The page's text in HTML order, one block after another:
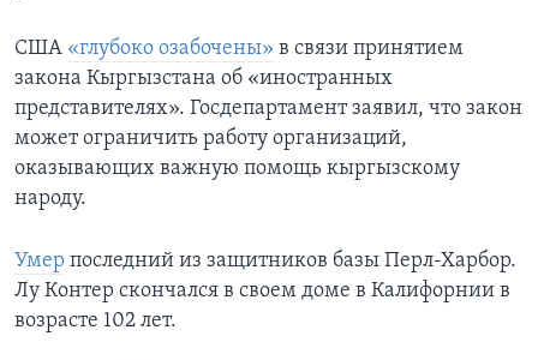
США «глубоко озабочены» в связи принятием
закона Кыргызстана об «иностранных
представителях». Госдепартамент заявил, что закон
может ограничить работу организаций,
оказывающих важную помощь кыргызскому
народу.
Умер последний из защитников базы Перл-Харбор.
Лу Контер скончался в своем доме в Калифорнии в
возрасте 102 лет.